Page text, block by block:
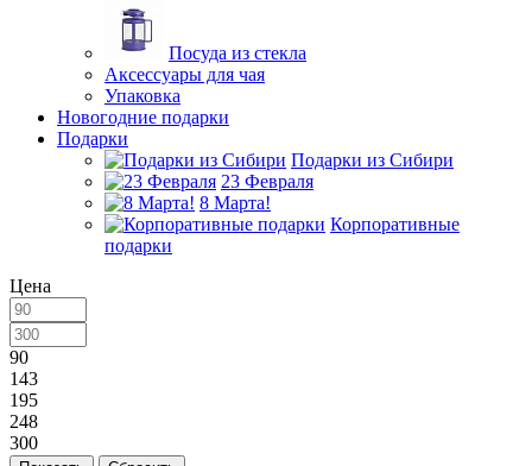
Посуда из стекла
Аксессуары для чая
Упаковка
Новогодние подарки
Подарки
Подарки из Сибири
23 Февраля
8 Марта!
Корпоративные
подарки
Цена
90
143
195
248
300